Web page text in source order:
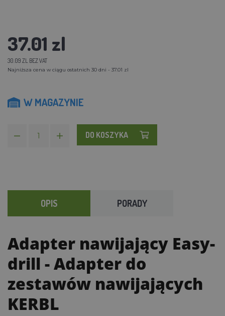
37.01 zl
30.09 ZL BEZ VAT
Najniższa cena w ciągu ostatnich 30 dni - 37.01 zl
W MAGAZYNIE
DO KOSZYKA
OPIS PORADY
Adapter nawijający Easy-
drill - Adapter do
zestawów nawijających
KERBL